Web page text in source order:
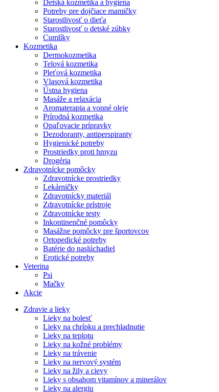
Detská kozmetika a hygiena
Potreby pre dojčiace mamičky
Starostlivosť o dieťa
Starostlivosť o detské zúbky
Cumlíky
Kozmetika
Dermokozmetika
Telová kozmetika
Pleťová kozmetika
Vlasová kozmetika
Ústna hygiena
Masáže a relaxácia
Aromaterapia a vonné oleje
Prírodná kozmetika
Opaľovacie prípravky
Dezodoranty, antiperspiranty
Hygienické potreby
Prostriedky proti hmyzu
Drogéria
Zdravotnícke pomôcky
Zdravotnícke prostriedky
Lekárničky
Zdravotnícky materiál
Zdravotnícke prístroje
Zdravotnícke testy
Inkontinenčné pomôcky
Masážne pomôcky pre športovcov
Ortopedické potreby
Batérie do naslúchadiel
Erotické potreby
Veterina
Psi
Mačky
Akcie
Zdravie a lieky
Lieky na bolesť
Lieky na chrípku a prechladnutie
Lieky na teplotu
Lieky na kožné problémy
Lieky na trávenie
Lieky na nervový systém
Lieky na žily a cievy
Lieky s obsahom vitamínov a minerálov
Lieky na alergiu